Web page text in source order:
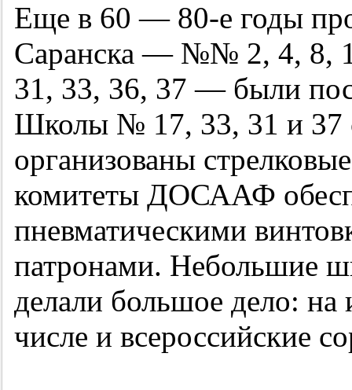
Еще в 60 — 80-е годы
Саранска — №№ 2, 4, 8,
31, 33, 36, 37 — были
Школы № 17, 33, 31 и 37
организованы
комитеты ДОСААФ
пневматическими
патронами. Небольшие
делали большое дело: на
числе и всероссийские